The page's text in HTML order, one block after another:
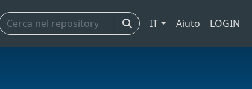
IT Aiuto LOGIN